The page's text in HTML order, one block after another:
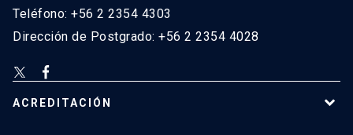
Teléfono: +56 2 2354 4303
Dirección de Postgrado: +56 2 2354 4028
ACREDITACIÓN